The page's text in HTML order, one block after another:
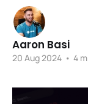
Aaron Basi
20 Aug 2024 • 4